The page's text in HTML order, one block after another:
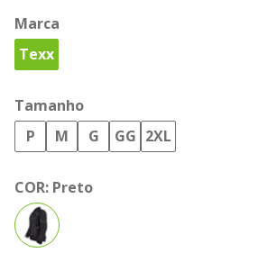
Marca
Texx
Tamanho
P
M G GG 2XL
COR: Preto